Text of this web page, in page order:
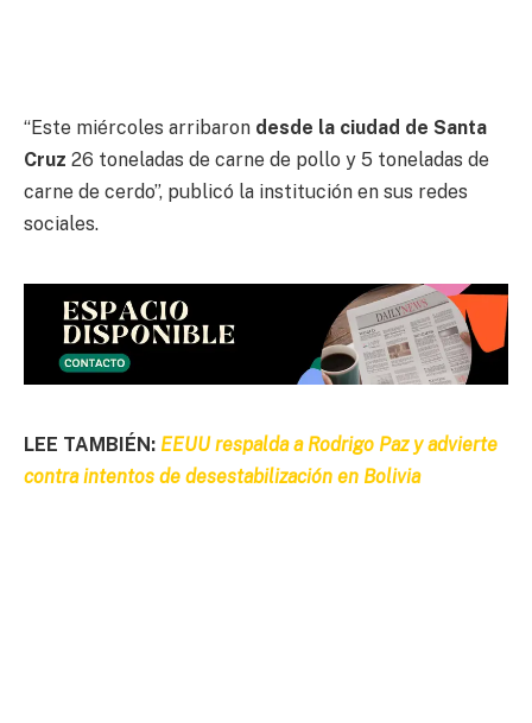
“Este miércoles arribaron desde la ciudad de Santa
Cruz 26 toneladas de carne de pollo y 5 toneladas de
carne de cerdo”, publicó la institución en sus redes
sociales.
LEE TAMBIÉN: EEUU respalda a Rodrigo Paz y advierte
contra intentos de desestabilización en Bolivia